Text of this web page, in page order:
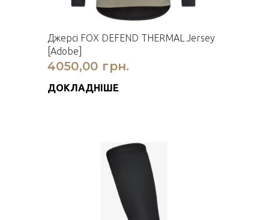
Джерсі FOX DEFEND THERMAL Jersey
[Adobe]
4050,00 грн.
ДОКЛАДНІШЕ